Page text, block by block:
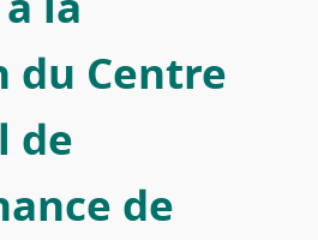
du Centre
de
de